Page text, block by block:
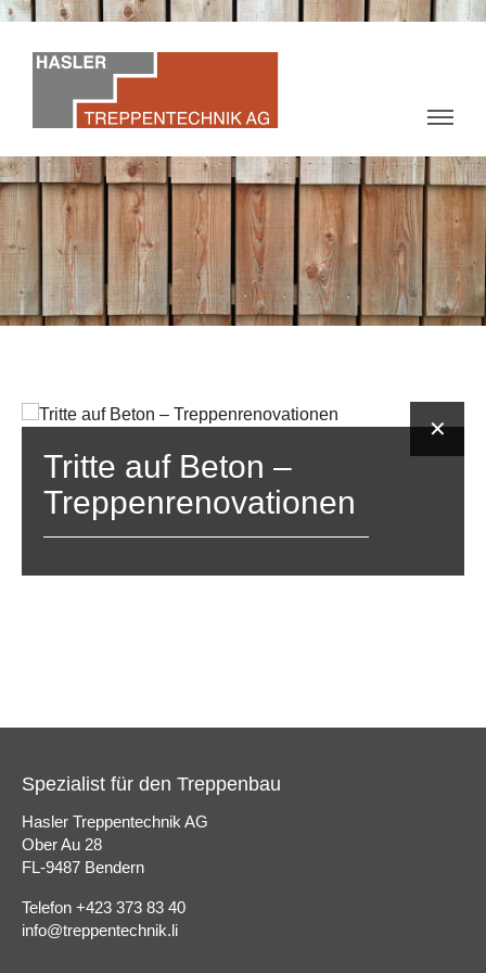
Tritte auf Beton –
Treppenrenovationen
✕
Spezialist für den Treppenbau
Hasler Treppentechnik AG
Ober Au 28
FL-9487 Bendern
Telefon +423 373 83 40
info@treppentechnik.li